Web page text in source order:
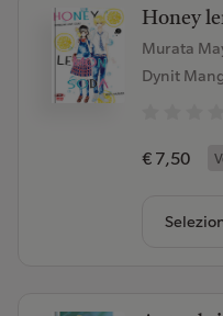
Honey
Murata
Dynit
€ 7,50